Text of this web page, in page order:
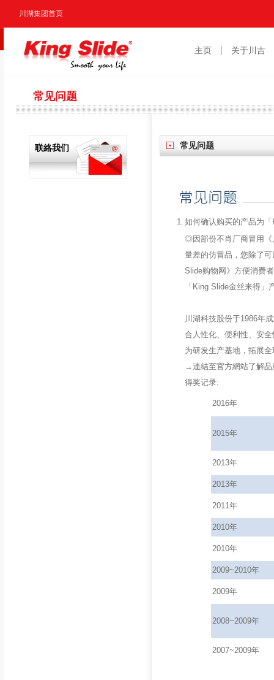
川湖集团首页
主页 关于川吉
常见问题
联絡我们 常见问题
1. 如何确认购买的产品为
◎因部份不肖厂商冒用《
量差的仿冒品，您除了
Slide购物网》方便消费
「King Slide金丝来得」
川湖科技股份于1986年
合人性化、便利性、安
为研发生产基地，拓展
→連結至官方網站了解
得奖记录:
2016年
2015年
2013年
2013年
2011年
2010年
2010年
2009~2010年
2009年
2008~2009年
2007~2009年